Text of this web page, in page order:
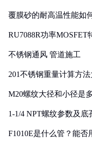
覆膜砂的耐高温性能如
RU7088R功率
不锈钢通风 管道施工
201不锈钢重量计算方法
M20螺纹大径和小径是
1-1/4 NPT螺纹参数及底
F1010E是什么管？能否